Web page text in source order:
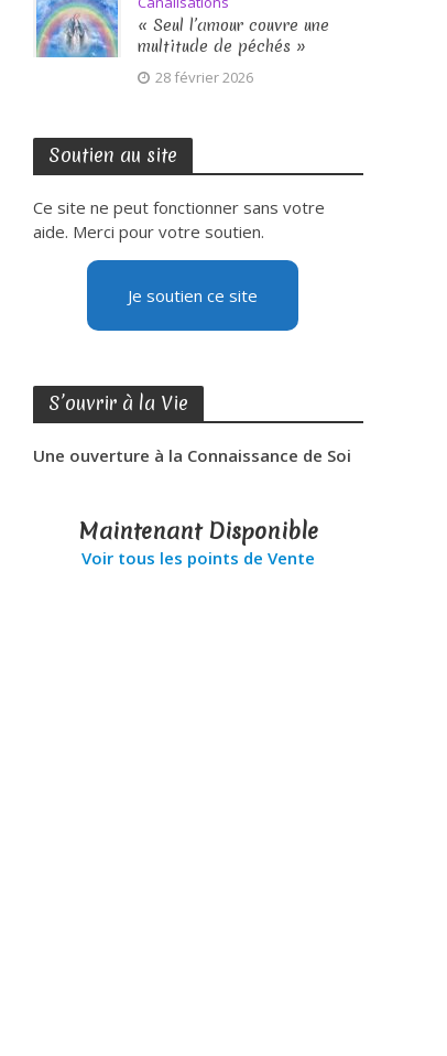
« Seul l’amour couvre une
multitude de péchés »
28 février 2026
Soutien au site
Ce site ne peut fonctionner sans votre
aide. Merci pour votre soutien.
Je soutien ce site
S’ouvrir à la Vie
Une ouverture à la Connaissance de Soi
Maintenant Disponible
Voir tous les points de Vente